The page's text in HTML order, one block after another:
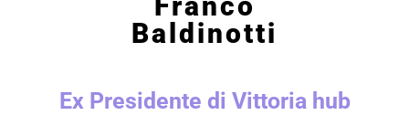
Baldinotti
Ex Presidente di Vittoria hub